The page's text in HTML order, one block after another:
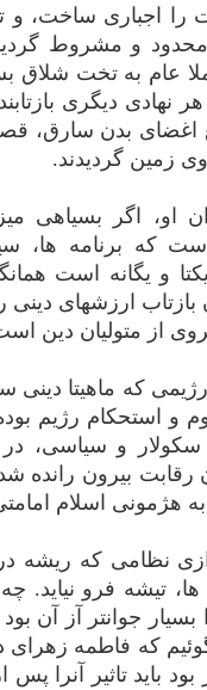
اجباری ساخت، و
محدود و مشروط
عام به تخت شلاق
نهادی دیگری
اغضای بدن سارق،
زمین گردیدند.
او، اگر
که برنامه ها،
یکتا و یگانه است
بازتاب ارزشهای
از متولیان دین
که ماهیتا دینی ست
و استحکام
و سیاسی، در
بیرون رانده
هژمونی اسلام
نظامی که ریشه در
تیشه فرو نیاید.
بسیار جوانتر آز آن
که فاطمه زهرای
باید تاثیر آنرا